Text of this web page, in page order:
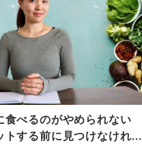
食べるのがやめられない
トする前に見つけなければ
と